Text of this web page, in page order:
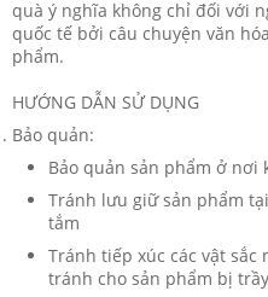
quà ý nghĩa không chỉ đối với
quốc tế bởi câu chuyện văn
phẩm.
HƯỚNG DẪN SỬ DỤNG
Bảo quản:
Bảo quản sản phẩm ở nơi
Tránh lưu giữ sản phẩm
tắm
Tránh tiếp xúc các vật
tránh cho sản phẩm bị